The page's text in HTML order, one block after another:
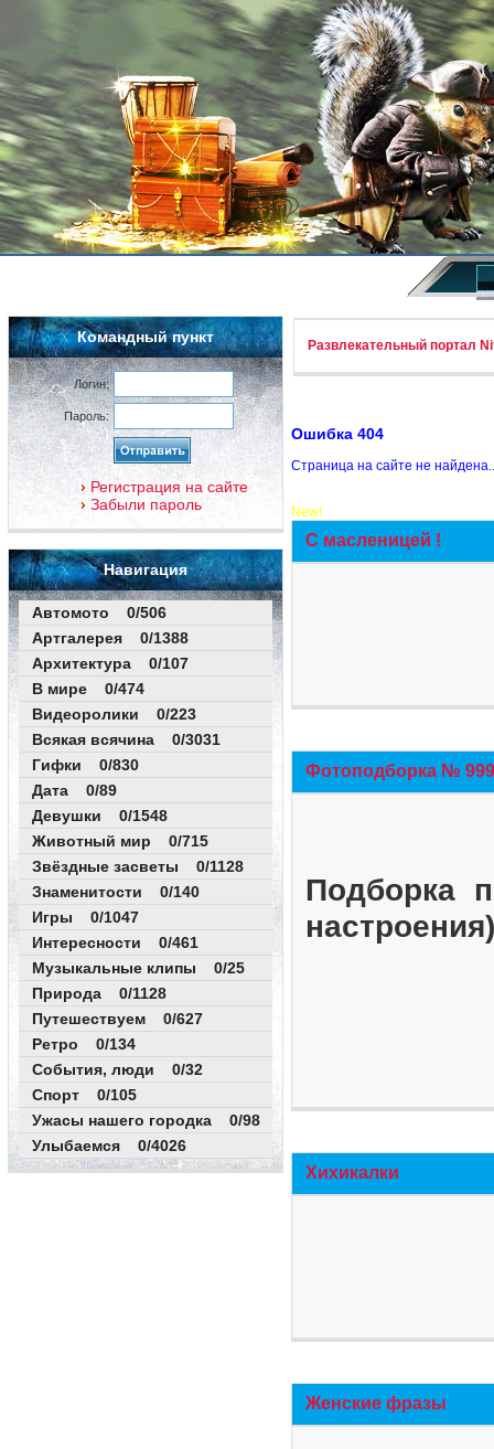
Командный пункт
Логин:
Пароль:
Регистрация на сайте
Забыли пароль
Навигация
Автомото 0/506
Артгалерея 0/1388
Архитектура 0/107
В мире 0/474
Видеоролики 0/223
Всякая всячина 0/3031
Гифки 0/830
Дата 0/89
Девушки 0/1548
Животный мир 0/715
Звёздные засветы 0/1128
Знаменитости 0/140
Игры 0/1047
Интересности 0/461
Музыкальные клипы 0/25
Природа 0/1128
Путешествуем 0/627
Ретро 0/134
События, люди 0/32
Спорт 0/105
Ужасы нашего городка 0/98
Улыбаемся 0/4026
Развлекательный портал
Ошибка 404
Страница на сайте не
New!
С масленицей !
Фотоподборка №
Подборка
Хихикалки
Женские фразы